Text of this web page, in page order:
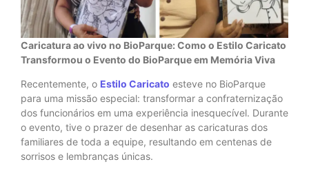
Caricatura ao vivo no BioParque: Como o Estilo Caricato
Transformou o Evento do BioParque em Memória Viva
Recentemente, o Estilo Caricato esteve no BioParque
para uma missão especial: transformar a confraternização
dos funcionários em uma experiência inesquecível. Durante
o evento, tive o prazer de desenhar as caricaturas dos
familiares de toda a equipe, resultando em centenas de
sorrisos e lembranças únicas.